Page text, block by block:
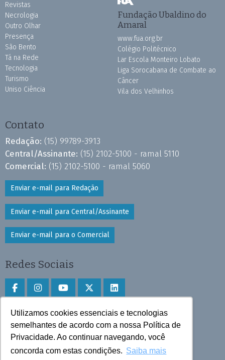
Utilizamos cookies essenciais e tecnologias
semelhantes de acordo com a nossa Política de
Privacidade. Ao continuar navegando, você
concorda com estas condições. Saiba mais
Revistas
Necrologia
Outro Olhar
Presença
São Bento
Tá na Rede
Tecnologia
Turismo
Uniso Ciência
Fundação Ubaldino do
Amaral
www.fua.org.br
Colégio Politécnico
Lar Escola Monteiro Lobato
Liga Sorocabana de Combate ao
Câncer
Vila dos Velhinhos
Contato
Redação: (15) 99789-3913
Central/Assinante: (15) 2102-5100 - ramal 5110
Comercial: (15) 2102-5100 - ramal 5060
Enviar e-mail para Redação
Enviar e-mail para Central/Assinante
Enviar e-mail para o Comercial
Redes Sociais
Faça download do aplicativo
Play Store e App Store